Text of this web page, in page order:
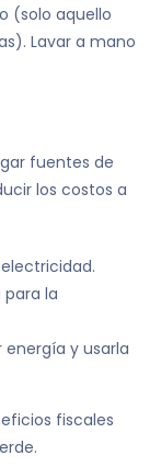
(solo aquello
Lavar a mano
fuentes de
los costos a
la
y usarla
fiscales